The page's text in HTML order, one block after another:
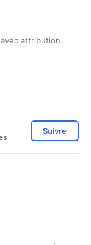
attribution.
Suivre